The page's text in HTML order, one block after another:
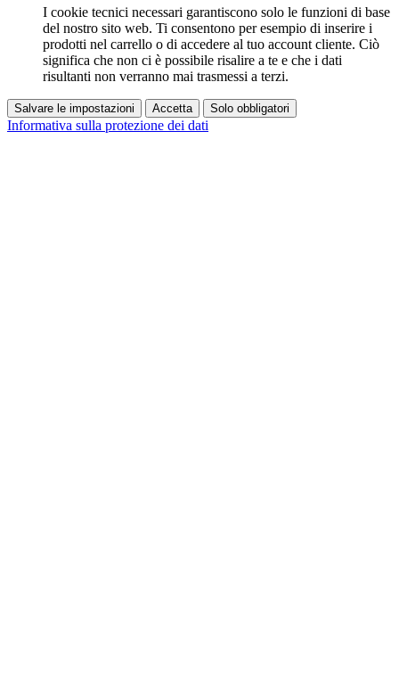
I cookie tecnici necessari garantiscono solo le funzioni di base
del nostro sito web. Ti consentono per esempio di inserire i
prodotti nel carrello o di accedere al tuo account cliente. Ciò
significa che non ci è possibile risalire a te e che i dati
risultanti non verranno mai trasmessi a terzi.
Salvare le impostazioni Accetta Solo obbligatori
Informativa sulla protezione dei dati